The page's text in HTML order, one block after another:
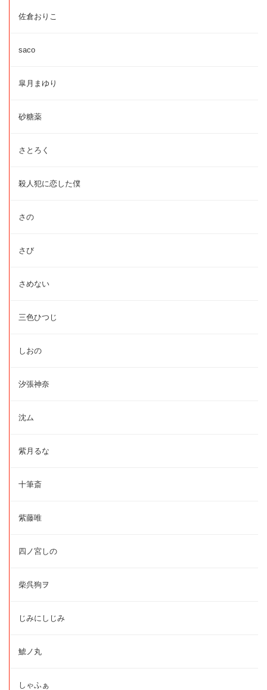
佐倉おりこ
saco
皐月まゆり
砂糖薬
さとろく
殺人犯に恋した僕
さの
さび
さめない
三色ひつじ
しおの
汐張神奈
沈ム
紫月るな
十筆斎
紫藤唯
四ノ宮しの
柴呉狗ヲ
じみにしじみ
鯱ノ丸
しゃふぁ